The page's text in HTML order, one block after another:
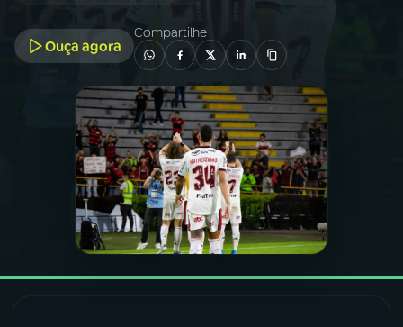
PROGRAMAS
PODCASTS
VIDEOCASTS
Ouça agora
Compartilhe